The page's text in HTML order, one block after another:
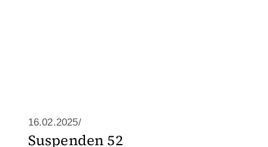
16.02.2025/
Suspenden 52